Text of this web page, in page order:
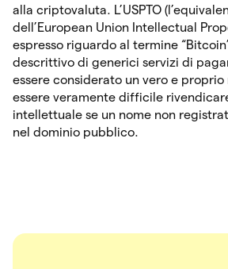
alla criptovaluta. L’USPTO
dell’European Union Intellectual
espresso riguardo al termine
descrittivo di generici servizi di
essere considerato un vero e
essere veramente difficile
intellettuale se un nome non
nel dominio pubblico.